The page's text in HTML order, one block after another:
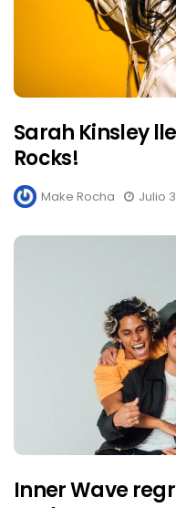
Sarah Kinsley
Rocks!
Make Rocha Julio
Inner Wave